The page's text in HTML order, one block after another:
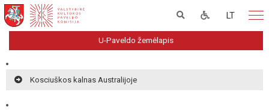
LT
U-Paveldo žemėlapis
Kosciuškos kalnas Australijoje